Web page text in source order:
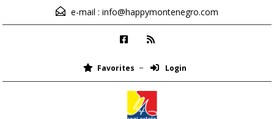
e-mail : info@happymontenegro.com
Favorites Login